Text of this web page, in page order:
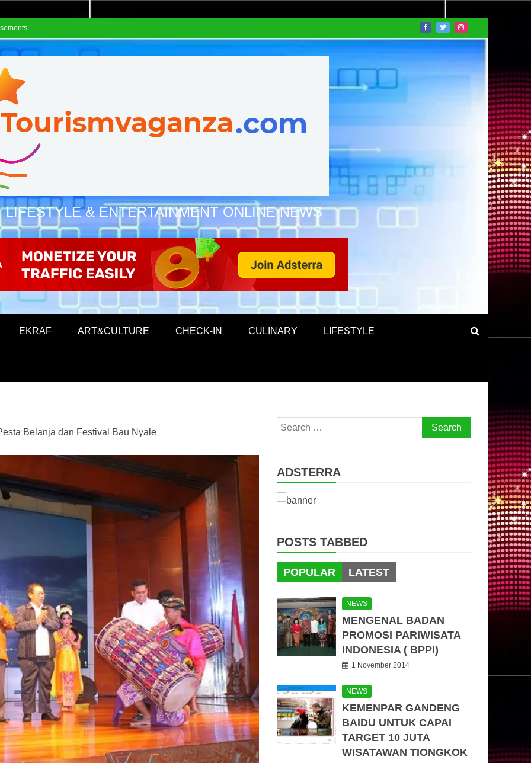
LIFESTYLE & ENTERTAINMENT ONLINE NEWS
EKRAF ART&CULTURE CHECK-IN CULINARY LIFESTYLE
Belanja dan Festival Bau Nyale
Search
for:
ADSTERRA
POSTS TABBED
POPULAR LATEST
NEWS
MENGENAL BADAN
PROMOSI PARIWISATA
INDONESIA ( BPPI)
1 November 2014
NEWS
KEMENPAR GANDENG
BAIDU UNTUK CAPAI
TARGET 10 JUTA
WISATAWAN TIONGKOK